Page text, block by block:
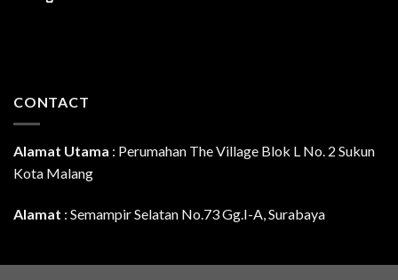
CONTACT
Alamat Utama : Perumahan The Village Blok L No. 2 Sukun
Kota Malang
Alamat : Semampir Selatan No.73 Gg.I-A, Surabaya